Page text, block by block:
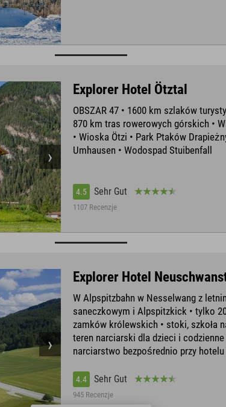
Explorer Hotel Ötztal
OBSZAR 47 • 1600 km szlaków
870 km tras rowerowych górskich •
• Wioska Ötzi • Park Ptaków
Umhausen • Wodospad Stuibenfall
4.5 Sehr Gut
1107 Recenzje
Explorer Hotel
W Alpspitzbahn w Nesselwang z
saneczkowym i Alpspitzkick • tylko
zamków królewskich • stoki, szkoła
teren narciarski dla dzieci i
narciarstwo bezpośrednio przy hotelu
4.4 Sehr Gut
945 Recenzje